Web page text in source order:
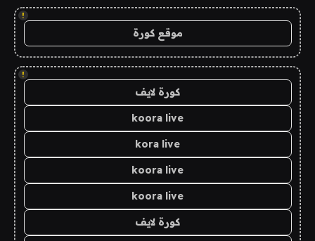
!
موقع كورة
!
كورة لايف
koora live
kora live
koora live
koora live
كورة لايف